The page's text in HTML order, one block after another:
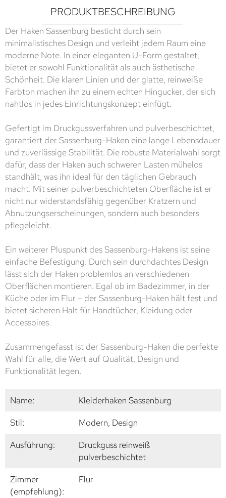
PRODUKTBESCHREIBUNG
Der Haken Sassenburg besticht durch sein
minimalistisches Design und verleiht jedem Raum eine
moderne Note. In einer eleganten U-Form gestaltet,
bietet er sowohl Funktionalität als auch ästhetische
Schönheit. Die klaren Linien und der glatte, reinweiße
Farbton machen ihn zu einem echten Hingucker, der sich
nahtlos in jedes Einrichtungskonzept einfügt.
Gefertigt im Druckgussverfahren und pulverbeschichtet,
garantiert der Sassenburg-Haken eine lange Lebensdauer
und zuverlässige Stabilität. Die robuste Materialwahl sorgt
dafür, dass der Haken auch schweren Lasten mühelos
standhält, was ihn ideal für den täglichen Gebrauch
macht. Mit seiner pulverbeschichteten Oberfläche ist er
nicht nur widerstandsfähig gegenüber Kratzern und
Abnutzungserscheinungen, sondern auch besonders
pflegeleicht.
Ein weiterer Pluspunkt des Sassenburg-Hakens ist seine
einfache Befestigung. Durch sein durchdachtes Design
lässt sich der Haken problemlos an verschiedenen
Oberflächen montieren. Egal ob im Badezimmer, in der
Küche oder im Flur – der Sassenburg-Haken hält fest und
bietet sicheren Halt für Handtücher, Kleidung oder
Accessoires.
Zusammengefasst ist der Sassenburg-Haken die perfekte
Wahl für alle, die Wert auf Qualität, Design und
Funktionalität legen.
Name:
Kleiderhaken Sassenburg
Stil:
Modern, Design
Ausführung:
Druckguss reinweiß
pulverbeschichtet
Zimmer
(empfehlung):
Flur